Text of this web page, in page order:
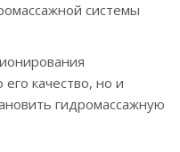
системы
качество, но и
гидромассажную